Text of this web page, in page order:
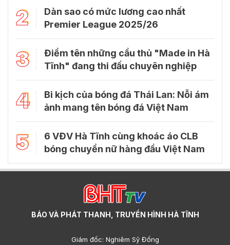
2
Dàn sao có mức lương cao nhất
Premier League 2025/26
3
Điểm tên những cầu thủ "Made in Hà
Tĩnh" đang thi đấu chuyên nghiệp
4
Bi kịch của bóng đá Thái Lan: Nỗi ám
ảnh mang tên bóng đá Việt Nam
5
6 VĐV Hà Tĩnh cùng khoác áo CLB
bóng chuyền nữ hàng đầu Việt Nam
BÁO VÀ PHÁT THANH, TRUYỀN HÌNH HÀ TĨNH
Giám đốc: Nghiêm Sỹ Đống